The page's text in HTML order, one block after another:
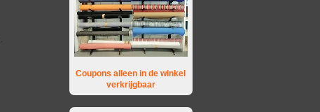
Coupons alleen in de winkel
verkrijgbaar